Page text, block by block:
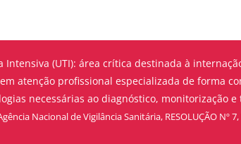
Intensiva (UTI): área crítica destinada à
atenção profissional especializada de forma
necessárias ao diagnóstico, monitorização e
Nacional de Vigilância Sanitária, RESOLUÇÃO Nº